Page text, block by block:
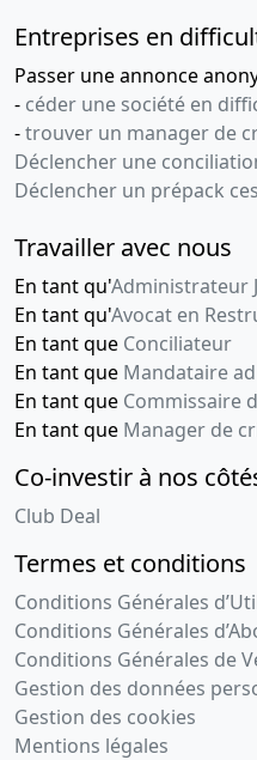
Entreprises en
Passer une annonce
- céder une société en
-trouver un manager de
Déclencher une
Déclencher un prépack
Travailler avec nous
En tant qu'Administrateur
En tant qu'Avocat en
En tant que Conciliateur
En tant que Mandataire
En tant que Commissaire
En tant que Manager de
Co-investir à nos
Club Deal
Termes et conditions
Conditions Générales
Conditions Générales
Conditions Générales de
Gestion des données
Gestion des cookies
Mentions légales